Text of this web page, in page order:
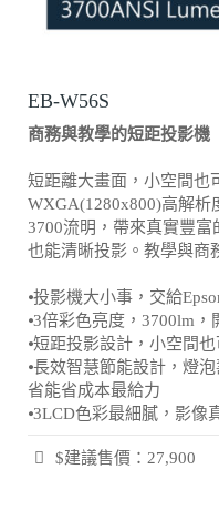
EB-W56S
商務與教學的短距投影機
短距離大畫面，小空間也
WXGA(1280x800)高解析
3700流明，帶來真實豐
也能清晰投影。教學與商
⦁投影機大小事，交給
⦁3倍彩色亮度，3700lm
⦁短距投影設計，小空間
⦁長效智慧節能設計，燈
省能省成本最給力
⦁3LCD色彩最細膩，影像
$建議售價：27,900